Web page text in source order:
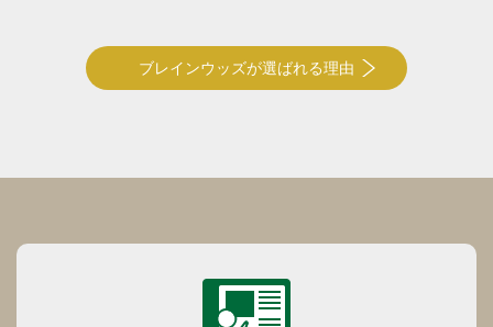
ブレインウッズが選ばれる理由